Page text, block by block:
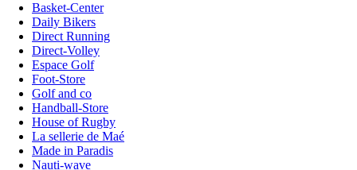
Basket-Center
Daily Bikers
Direct Running
Direct-Volley
Espace Golf
Foot-Store
Golf and co
Handball-Store
House of Rugby
La sellerie de Maé
Made in Paradis
Nauti-wave